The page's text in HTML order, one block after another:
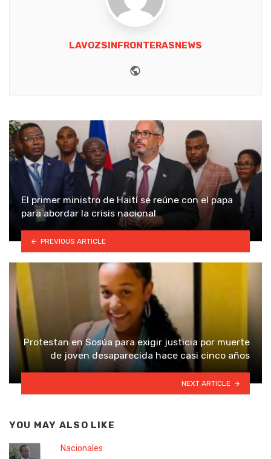
LAVOZSINFRONTERASNEWS
El primer ministro de Haití se reúne con el papa
para abordar la crisis nacional
PREVIOUS ARTICLE
Protestan en Sosúa para exigir justicia por muerte
de joven desaparecida hace casi cinco años
NEXT ARTICLE
YOU MAY ALSO LIKE
Nacionales